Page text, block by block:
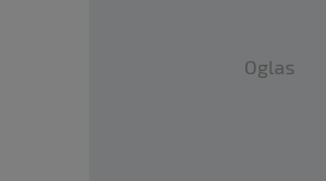
Oglas